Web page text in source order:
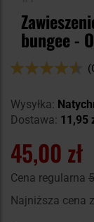
bungee -
Ocena:
Wysyłka:
Dostawa: 11,95
45,00 zł
Cena regularna
Najniższa cena